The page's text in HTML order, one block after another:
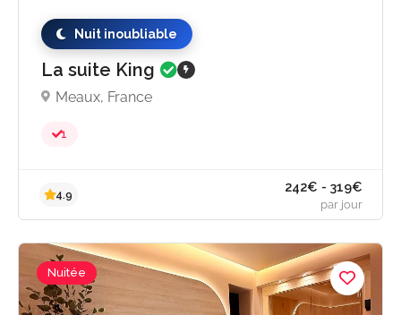
4.8 À partir de
Nuit inoubliable
La suite King
Meaux, France
1
Nuitée